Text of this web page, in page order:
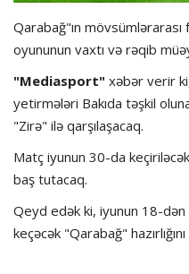
Qarabağ"ın
oyununun vaxtı və rəqib
"Mediasport" xəbər verir
yetirmələri Bakıda təşkil
"Zirə" ilə qarşılaşacaq.
Matç iyunun 30-da
baş tutacaq.
Qeyd edək ki, iyunun 18-dən
keçəcək "Qarabağ"